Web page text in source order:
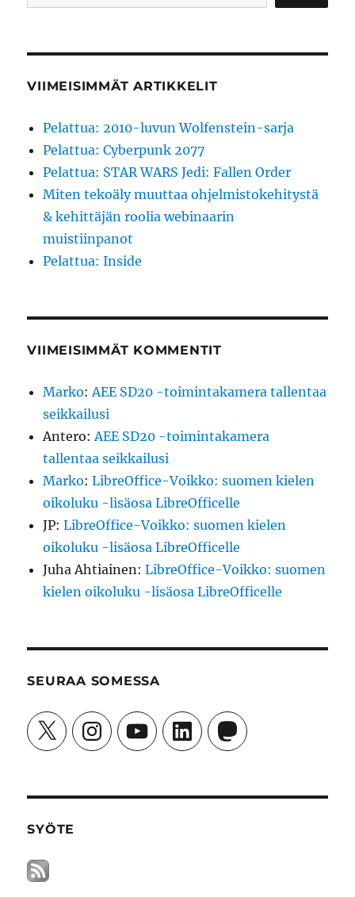
VIIMEISIMMÄT ARTIKKELIT
Pelattua: 2010-luvun Wolfenstein-sarja
Pelattua: Cyberpunk 2077
Pelattua: STAR WARS Jedi: Fallen Order
Miten tekoäly muuttaa ohjelmistokehitystä
& kehittäjän roolia webinaarin
muistiinpanot
Pelattua: Inside
VIIMEISIMMÄT KOMMENTIT
Marko: AEE SD20 -toimintakamera tallentaa
seikkailusi
Antero: AEE SD20 -toimintakamera
tallentaa seikkailusi
Marko:LibreOffice-Voikko: suomen kielen
oikoluku -lisäosa LibreOfficelle
JP:LibreOffice-Voikko: suomen kielen
oikoluku -lisäosa LibreOfficelle
Juha Ahtiainen:LibreOffice-Voikko: suomen
kielen oikoluku -lisäosa LibreOfficelle
SEURAA SOMESSA
X InstagramYouTubeLinkedInMastodon
SYÖTE